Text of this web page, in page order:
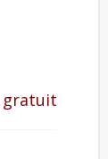
gratuit